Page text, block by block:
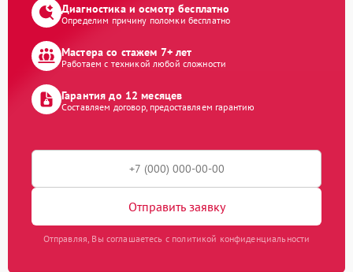
Диагностика и осмотр бесплатно
Определим причину поломки бесплатно
Мастера со стажем 7+ лет
Работаем с техникой любой сложности
Гарантия до 12 месяцев
Составляем договор, предоставляем гарантию
Отправить заявку
Отправляя, Вы соглашаетесь с политикой конфиденциальности